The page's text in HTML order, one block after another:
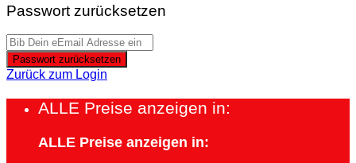
Passwort zurücksetzen
Passwort zurücksetzen
Zurück zum Login
ALLE Preise anzeigen in:
ALLE Preise anzeigen in: